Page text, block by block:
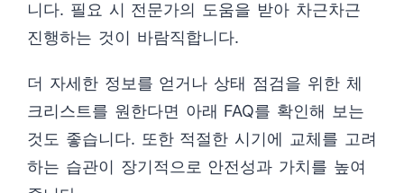
니다. 필요 시 전문가의 도움을 받아 차근차근
진행하는 것이 바람직합니다.
더 자세한 정보를 얻거나 상태 점검을 위한 체
크리스트를 원한다면 아래 FAQ를 확인해 보는
것도 좋습니다. 또한 적절한 시기에 교체를 고려
하는 습관이 장기적으로 안전성과 가치를 높여